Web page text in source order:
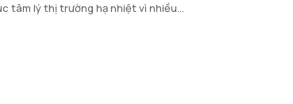
tâm lý thị trường hạ nhiệt vì nhiều...